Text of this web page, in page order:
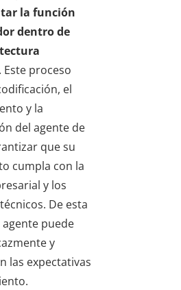
la función
dentro de
. Este proceso
el
y la
del agente de
que su
cumpla con la
y los
De esta
puede
y
las expectativas